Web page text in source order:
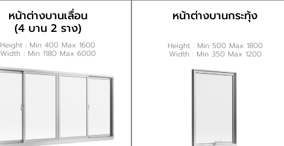
หน้าต่างบานเลื่อน
(4 บาน 2 ราง)
Height : Min 400 Max 1600
Width : Min 1180 Max 6000
หน้าต่างบานกระทุ้ง
Height : Min 500 Max 1800
Width : Min 350 Max 1200